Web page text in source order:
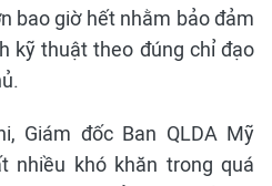
bao giờ hết nhằm bảo đảm
kỹ thuật theo đúng chỉ đạo
Giám đốc Ban QLDA Mỹ
nhiều khó khăn trong quá